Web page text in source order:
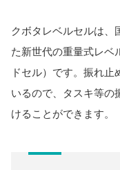
クボタレベルセルは、
た新世代の重量式レベ
ドセル）です。振れ
いるので、タスキ等の
けることができます。